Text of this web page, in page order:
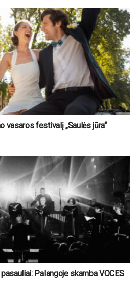
vasaros festivalį „Saulės jūra“
Palangoje skamba VOCES